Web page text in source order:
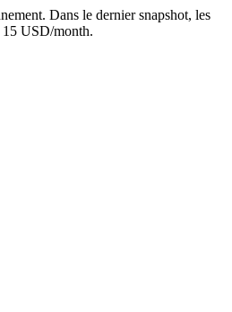
Dans le dernier snapshot, les
15 USD/month.